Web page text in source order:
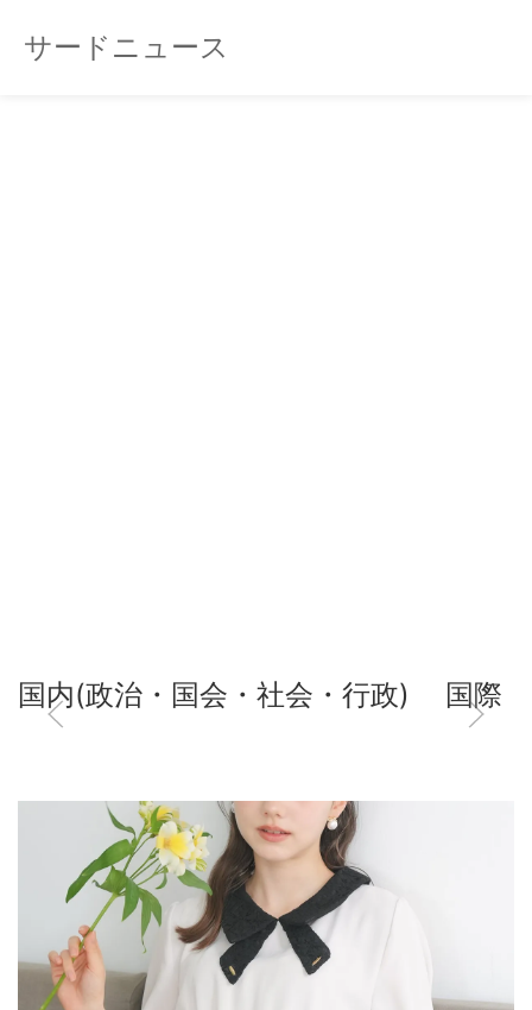
サードニュース
国内(政治・国会・社会・行政) 国際